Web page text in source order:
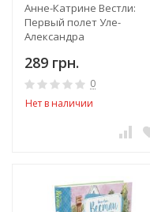
Анне-Катрине Вестли:
Первый полет Уле-
Александра
289 грн.
0
Нет в наличии